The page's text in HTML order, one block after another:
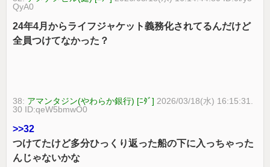
QyA0
24年4月からライフジャケット義務化されてるんだけど
全員つけてなかった？
38: アマンタジン(やわらか銀行) [ﾆﾀﾞ] 2026/03/18(水) 16:15:31.
30 ID:qeW5bmwO0
>>32
つけてたけど多分ひっくり返った船の下に入っちゃった
んじゃないかな